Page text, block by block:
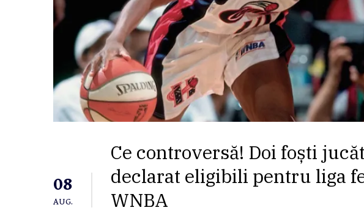
08
AUG.
Ce controversă! Doi foști
declarat eligibili pentru liga
WNBA